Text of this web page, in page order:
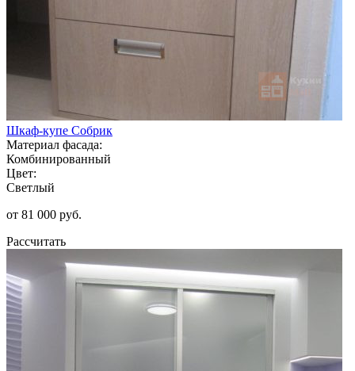
Шкаф-купе Собрик
Материал фасада:
Комбинированный
Цвет:
Светлый
от 81 000 руб.
Рассчитать